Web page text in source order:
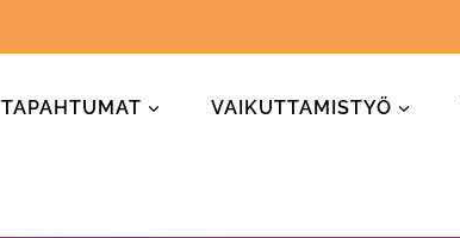
TAPAHTUMAT VAIKUTTAMISTYÖ